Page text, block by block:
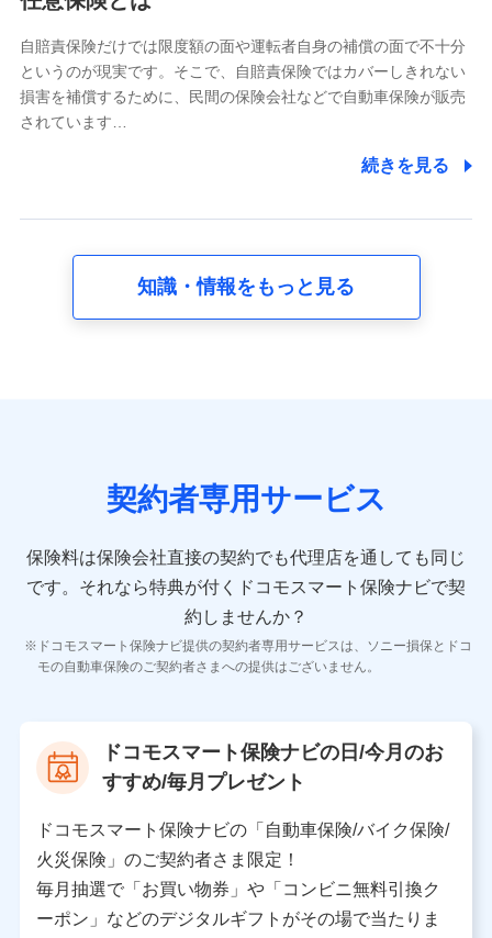
又は株式会社NTTドコモが提供する各種サービスのご契
約状態・ご利用履歴インターネット利用時の行動に関す
る情報、アプリケーション利用時の行動に関する情報、
購入されたサービスや商品の名称・購入場所・決済に関
する情報、アンケートの回答に関する情報などが含まれ
の内容、保険料、保険料のお支払方法、車のメーカーや
走行距離などの情報、建物の構造や築年数などの情報、
険契約に関する情報。例として、保険契約者及び被保険
者の氏名、住所、生年月日、性別、保険契約者と被保険
報、建物の構造や築年数などの情報、ペットの種類や年
齢などの情報などが含まれます。
【共同して利用する者の範囲】
当社
当社又は株式会社NTTドコモが提供する保険関連サービ
スにおけるユーザ登録受付および管理のため
を受けている保険会社・提携会社の保険その他に関する
情報を提供するため、また維持管理等の委託業務遂行の
ため、またそれらに付帯、関連する当社、株式会社NTT
ドコモおよび提携会社のサービスを案内、提供するため
（各サービスで取得したサービス利用履歴、ウェブサイ
トの閲覧履歴、購買履歴、ご契約内容等のパーソナルデ
自賠責保険だけでは限度額の面や運転者自身の補償の面で不十分
というのが現実です。そこで、自賠責保険ではカバーしきれない
損害を補償するために、民間の保険会社などで自動車保険が販売
されています…
続きを見る
知識・情報をもっと見る
契約者専用サービス
保険料は保険会社直接の契約でも代理店を通しても同じ
です。 それなら特典が付くドコモスマート保険ナビで契
約しませんか？
ドコモスマート保険ナビ提供の契約者専用サービスは、ソニー損保とドコ
モの自動車保険のご契約者さまへの提供はございません。
ドコモスマート保険ナビの日/今月のお
すすめ/毎月プレゼント
ドコモスマート保険ナビの「自動車保険/バイク保険/
火災保険」のご契約者さま限定！
毎月抽選で「お買い物券」や「コンビニ無料引換ク
ーポン」などのデジタルギフトがその場で当たりま